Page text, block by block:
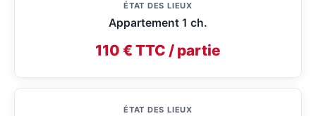
ÉTAT DES LIEUX
Appartement 1 ch.
110 € TTC / partie
ÉTAT DES LIEUX